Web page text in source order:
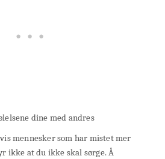
dine med andres
mennesker som har mistet mer
ikke at du ikke skal sørge. Å